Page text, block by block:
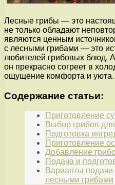
Лесные грибы — это
не только обладают
являются ценным
с лесными грибами — это
любителей грибовых блюд.
он прекрасно согреет в
ощущение комфорта и уюта.
Содержание статьи:
Приготовление
Выбор грибов
Подготовка
Приготовление
Добавление
Подача и
Варианты подачи
лесными грибами